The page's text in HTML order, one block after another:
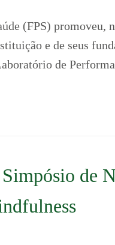
(FPS)
e de seus
de
de